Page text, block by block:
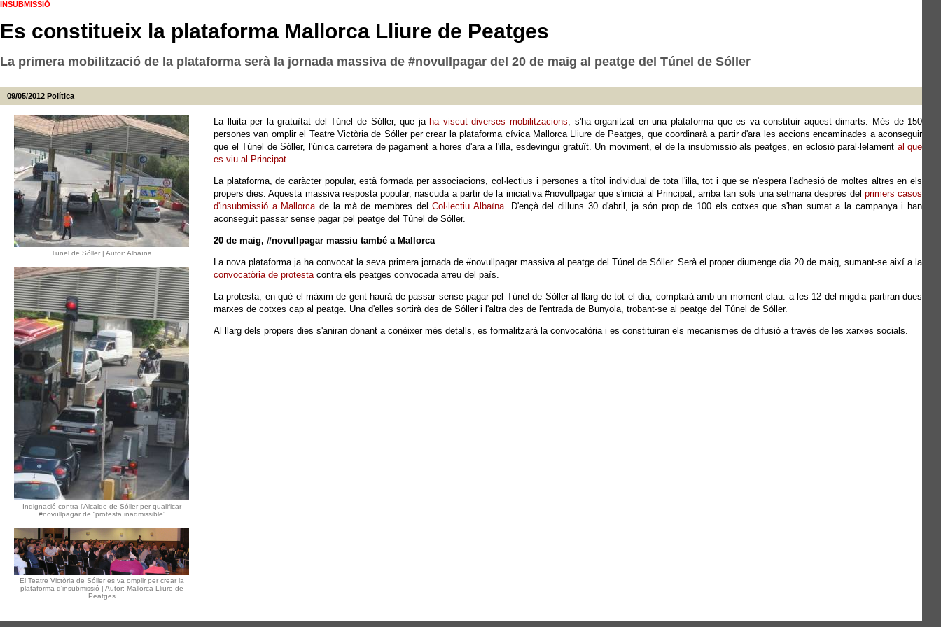
INSUBMISSIÓ
Es constitueix la plataforma Mallorca Lliure de Peatges
La primera mobilització de la plataforma serà la jornada massiva de #novullpagar del 20 de maig al peatge del Túnel de Sóller
09/05/2012 Política
Tunel de Sóller | Autor: Albaïna
Indignació contra l'Alcalde de Sóller per qualificar
#novullpagar de “protesta inadmissible”
El Teatre Victòria de Sóller es va omplir per crear la
plataforma d'insubmissió | Autor: Mallorca Lliure de
Peatges
La lluita per la gratuïtat del Túnel de Sóller, que ja ha viscut diverses mobilitzacions, s'ha organitzat en una plataforma que es va constituir aquest dimarts. Més de 150
persones van omplir el Teatre Victòria de Sóller per crear la plataforma cívica Mallorca Lliure de Peatges, que coordinarà a partir d'ara les accions encaminades a aconseguir
que el Túnel de Sóller, l'única carretera de pagament a hores d'ara a l'illa, esdevingui gratuït. Un moviment, el de la insubmissió als peatges, en eclosió paral·lelament al que
es viu al Principat.
La plataforma, de caràcter popular, està formada per associacions, col·lectius i persones a títol individual de tota l'illa, tot i que se n'espera l'adhesió de moltes altres en els
propers dies. Aquesta massiva resposta popular, nascuda a partir de la iniciativa #novullpagar que s'inicià al Principat, arriba tan sols una setmana després del primers casos
d'insubmissió a Mallorcade la mà de membres delCol·lectiu Albaïna. D'ençà del dilluns 30 d'abril, ja són prop de 100 els cotxes que s'han sumat a la campanya i han
aconseguit passar sense pagar pel peatge del Túnel de Sóller.
20 de maig, #novullpagar massiu també a Mallorca
La nova plataforma ja ha convocat la seva primera jornada de #novullpagar massiva al peatge del Túnel de Sóller. Serà el proper diumenge dia 20 de maig, sumant-se així a la
convocatòria de protestacontra els peatges convocada arreu del país.
La protesta, en què el màxim de gent haurà de passar sense pagar pel Túnel de Sóller al llarg de tot el dia, comptarà amb un moment clau: a les 12 del migdia partiran dues
marxes de cotxes cap al peatge. Una d'elles sortirà des de Sóller i l'altra des de l'entrada de Bunyola, trobant-se al peatge del Túnel de Sóller.
Al llarg dels propers dies s'aniran donant a conèixer més detalls, es formalitzarà la convocatòria i es constituiran els mecanismes de difusió a través de les xarxes socials.